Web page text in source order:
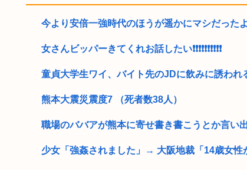
今より安倍一強時代のほうが遥かにマシだった
女さんビッパーきてくれお話したい❗❗❗❗❗❗❗❗❗❗
童貞大学生ワイ、バイト先のJDに飲みに誘われ
熊本大震災震度7 （死者数38人）
職場のババアが熊本に寄せ書き書こうとか言い
少女「強姦されました」→ 大阪地裁「14歳女性